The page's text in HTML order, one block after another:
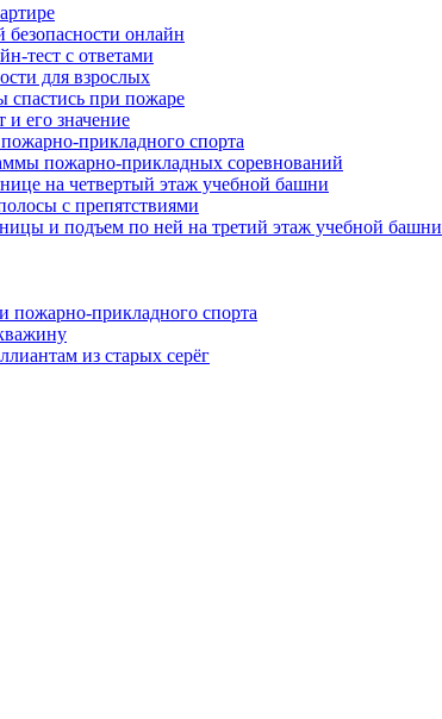
онлайн
тест с ответами
для взрослых
спастись при пожаре
его значение
прикладного спорта
пожарно-прикладных соревнований
на четвертый этаж учебной башни
с препятствиями
и подъем по ней на третий этаж учебной башни
пожарно-прикладного спорта
из старых серёг